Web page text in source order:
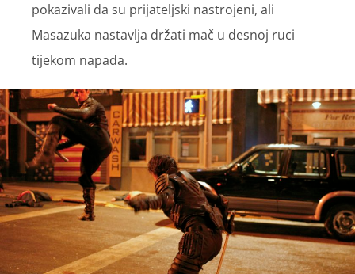
pokazivali da su prijateljski nastrojeni, ali
Masazuka nastavlja držati mač u desnoj ruci
tijekom napada.